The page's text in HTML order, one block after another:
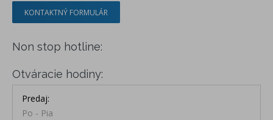
KONTAKTNÝ FORMULÁR
Non stop hotline:
Otváracie hodiny:
Predaj:
Po - Pia